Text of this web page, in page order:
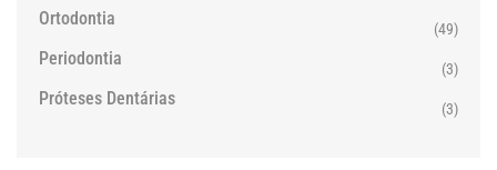
Ortodontia (49)
Periodontia (3)
Próteses Dentárias (3)